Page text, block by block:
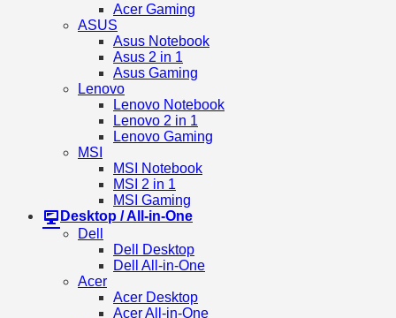
Acer Gaming
ASUS
Asus Notebook
Asus 2 in 1
Asus Gaming
Lenovo
Lenovo Notebook
Lenovo 2 in 1
Lenovo Gaming
MSI
MSI Notebook
MSI 2 in 1
MSI Gaming
Desktop / All-in-One
Dell
Dell Desktop
Dell All-in-One
Acer
Acer Desktop
Acer All-in-One